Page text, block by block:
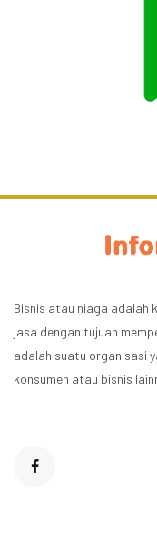
Bisnis atau niaga adalah
jasa dengan tujuan
adalah suatu organisasi
konsumen atau bisnis